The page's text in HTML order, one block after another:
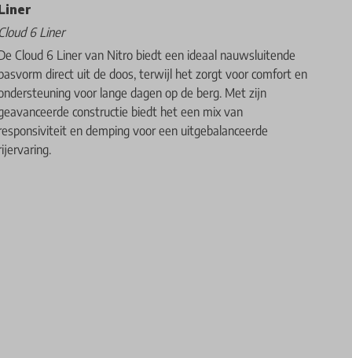
Cloud 6 Liner
Cloud 6 Liner van Nitro biedt een ideaal nauwsluitende
direct uit de doos, terwijl het zorgt voor comfort en
voor lange dagen op de berg. Met zijn
constructie biedt het een mix van
en demping voor een uitgebalanceerde